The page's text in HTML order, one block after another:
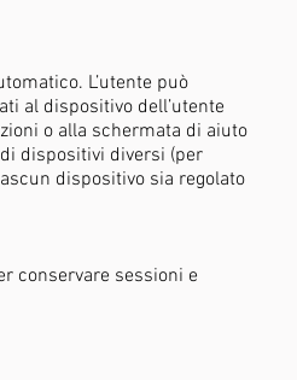
L’utente può
al dispositivo dell’utente
o alla schermata di aiuto
dispositivi diversi (per
dispositivo sia regolato
conservare sessioni e